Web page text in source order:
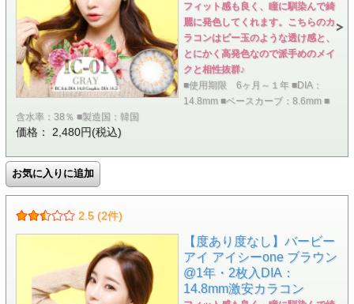
フィット感も良く、瞳に馴染んで綺
麗に発色してくれます。こちらのカ
ラコンはビー玉のような透け感と、
とにかく高発色なので派手めのメイ
クと相性抜群♪
■使用期限 6ヶ月～１年 ■DIA：
14.8mm ■ベースカーブ：8.6mm ■
含水率：38％ ■製造国：韓国
価格： 2,480円(税込)
2.5 (2件)
【度あり度なし】バービー
アイ アイシーone ブラウン
@1年・2枚入DIA：
14.8mm激安カラコン